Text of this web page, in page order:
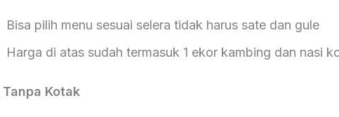
pilih menu sesuai selera tidak harus sate dan gule
di atas sudah termasuk 1 ekor kambing dan nasi
Tanpa Kotak